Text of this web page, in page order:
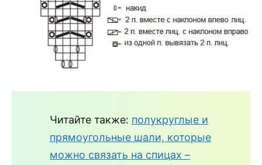
Читайте также: полукруглые и
прямоугольные шали, которые
можно связать на спицах –